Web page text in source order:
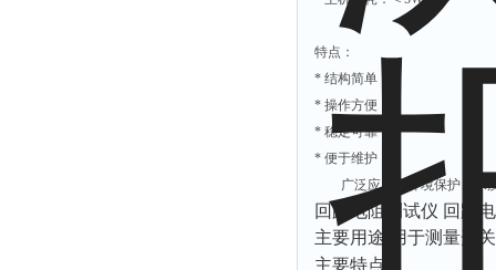
特点：
* 结构简单
* 操作方便
* 稳定可靠
* 便于维护
广泛应用于环境保护、水质
回路电阻测试仪 回路
主要用途:用于测量开
主要特点: